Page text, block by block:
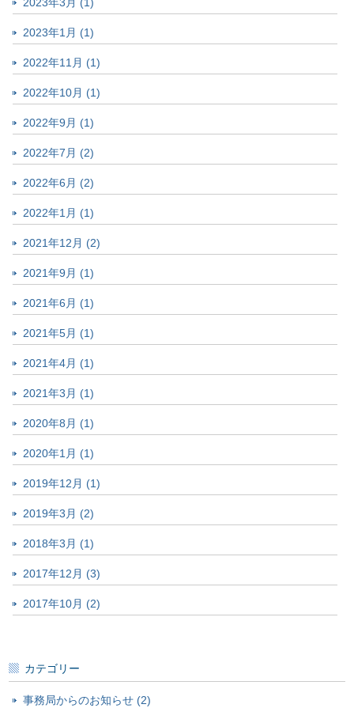
2023年1月 (1)
2022年11月 (1)
2022年10月 (1)
2022年9月 (1)
2022年7月 (2)
2022年6月 (2)
2022年1月 (1)
2021年12月 (2)
2021年9月 (1)
2021年6月 (1)
2021年5月 (1)
2021年4月 (1)
2021年3月 (1)
2020年8月 (1)
2020年1月 (1)
2019年12月 (1)
2019年3月 (2)
2018年3月 (1)
2017年12月 (3)
2017年10月 (2)
カテゴリー
事務局からのお知らせ (2)